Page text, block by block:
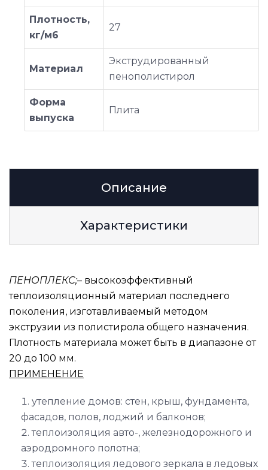
Плотность,
кг/м6
27
Материал
Экструдированный
пенополистирол
Форма
выпуска
Плита
Описание
Характеристики
ПЕНОПЛЕКС;– высокоэффективный
теплоизоляционный материал последнего
поколения, изготавливаемый методом
экструзии из полистирола общего назначения.
Плотность материала может быть в диапазоне от
20 до 100 мм.
ПРИМЕНЕНИЕ
утепление домов: стен, крыш, фундамента,
фасадов, полов, лоджий и балконов;
теплоизоляция авто-, железнодорожного и
аэродромного полотна;
теплоизоляция ледового зеркала в ледовых